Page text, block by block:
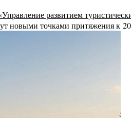
развитием
новыми точками притяжения к